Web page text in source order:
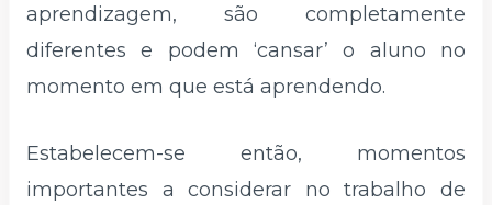
aprendizagem, são completamente
diferentes e podem ‘cansar’ o aluno no
momento em que está aprendendo.
Estabelecem-se então, momentos
importantes a considerar no trabalho de